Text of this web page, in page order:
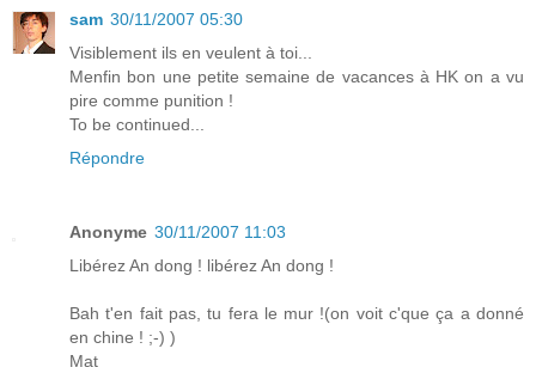
sam 30/11/2007 05:30
Visiblement ils en veulent à toi...
Menfin bon une petite semaine de vacances à HK on a vu
pire comme punition !
To be continued...
Répondre
Anonyme 30/11/2007 11:03
Libérez An dong ! libérez An dong !
Bah t'en fait pas, tu fera le mur !(on voit c'que ça a donné
en chine ! ;-) )
Mat